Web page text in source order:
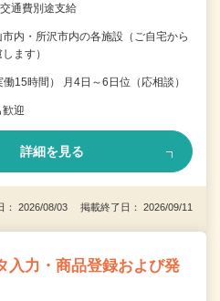
通費別途支給
内・所沢市内の各施設（ご自宅から
ます）
15時間） 月4日～6日位（応相談）
迎
詳細を見る
： 2026/08/03 掲載終了日： 2026/09/11
入力・商品登録および発